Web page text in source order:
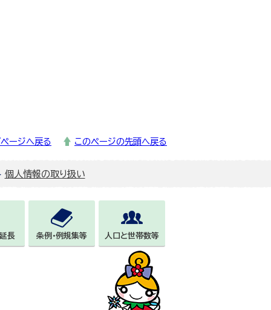
ページへ戻る このページの先頭へ戻る
個人情報の取り扱い
長 条例・例規集等 人口と世帯数等